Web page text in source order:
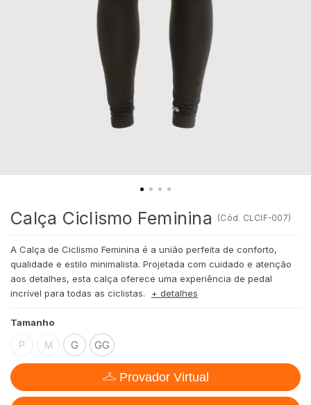
Calça Ciclismo Feminina (Cód. CLCIF-007)
A Calça de Ciclismo Feminina é a união perfeita de conforto,
qualidade e estilo minimalista. Projetada com cuidado e atenção
aos detalhes, esta calça oferece uma experiência de pedal
incrível para todas as ciclistas.
+ detalhes
Tamanho
P M G GG
Provador Virtual